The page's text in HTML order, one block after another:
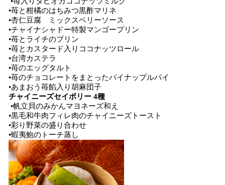
•苺と柑橘のはちみつ黒酢マリネ
•杏仁豆腐 ミックスベリーソース
•チャイナシャドー特製マンゴープリン
•苺とライチのプリン
•苺とカスタード入りココナッツロール
•台湾カステラ
•苺のエッグタルト
•苺のチョコレートをまとったパイナップルパイ
•あまおう苺餡入り胡麻団子
チャイニーズセイボリー 4種
•帆立貝のみかんマヨネーズ和え
•黒毛和牛肉フィレ肉のチャイニーズトースト
•彩り野菜の盛り合わせ
•蝦夷鮑のトーチ蒸し